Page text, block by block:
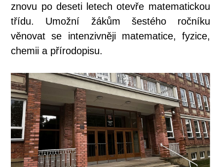
znovu po deseti letech otevře matematickou
třídu. Umožní žákům šestého ročníku
věnovat se intenzivněji matematice, fyzice,
chemii a přírodopisu.